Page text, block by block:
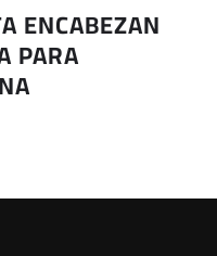
ENCABEZAN
PARA